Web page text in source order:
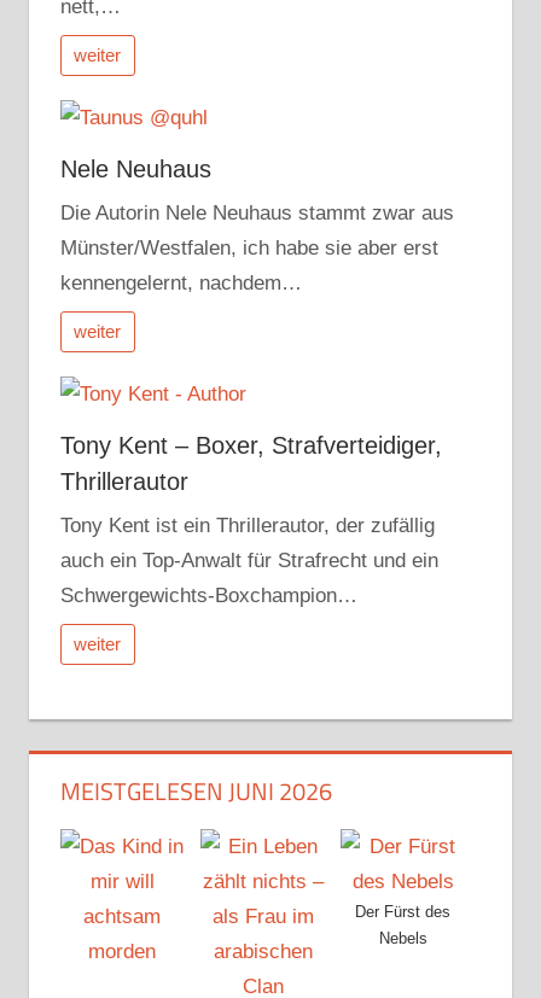
nett,…
weiter
Nele Neuhaus
Die Autorin Nele Neuhaus stammt zwar aus
Münster/Westfalen, ich habe sie aber erst
kennengelernt, nachdem…
weiter
Tony Kent – Boxer, Strafverteidiger,
Thrillerautor
Tony Kent ist ein Thrillerautor, der zufällig
auch ein Top-Anwalt für Strafrecht und ein
Schwergewichts-Boxchampion…
weiter
MEISTGELESEN JUNI 2026
Der Fürst des
Nebels